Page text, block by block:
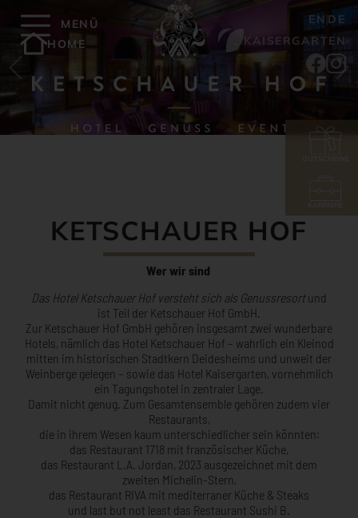
MENÜ
HOME
KAISERGARTEN
EN DE
KETSCHAUER HOF
Wer wir sind
Das Hotel Ketschauer Hof versteht sich als Genussresortund
ist Teil der Ketschauer Hof GmbH.
Zur Ketschauer Hof GmbH gehören insgesamt zwei wunderbare
Hotels, nämlich das Hotel Ketschauer Hof – wahrlich ein Kleinod
mitten im historischen Stadtkern Deidesheims und unweit der
Weinberge gelegen – sowie das Hotel Kaisergarten, vornehmlich
ein Tagungshotel in zentraler Lage.
Damit nicht genug. Zum Gesamtensemble gehören zudem vier
Restaurants,
die in ihrem Wesen kaum unterschiedlicher sein könnten:
das Restaurant 1718 mit französischer Küche,
das Restaurant L.A. Jordan, 2023 ausgezeichnet mit dem
zweiten Michelin-Stern,
das Restaurant RIVA mit mediterraner Küche & Steaks
und last but not least das Restaurant Sushi B.